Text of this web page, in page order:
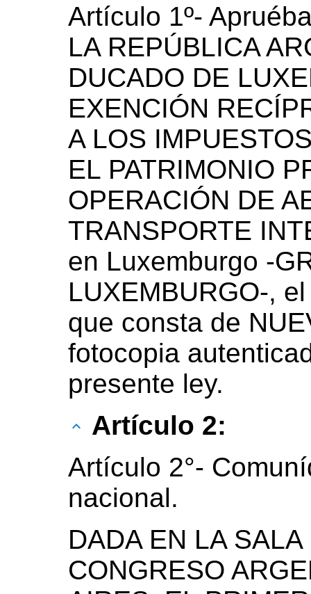
Artículo 1º-
LA REPÚBLICA
DUCADO DE
EXENCIÓN
A LOS
EL PATRIMONIO
OPERACIÓN DE
TRANSPORTE
en Luxemburgo -
LUXEMBURGO-,
que consta de
fotocopia
presente ley.
Artículo 2:
Artículo 2°-
nacional.
DADA EN LA
CONGRESO